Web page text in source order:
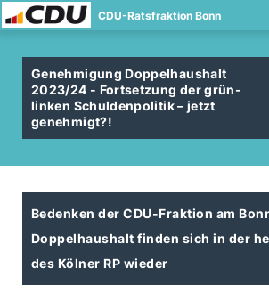
CDU-Ratsfraktion Bonn
Genehmigung Doppelhaushalt
2023/24 - Fortsetzung der grün-
linken Schuldenpolitik – jetzt
genehmigt?!
Bedenken der CDU-Fraktion am
Doppelhaushalt finden sich in der
des Kölner RP wieder